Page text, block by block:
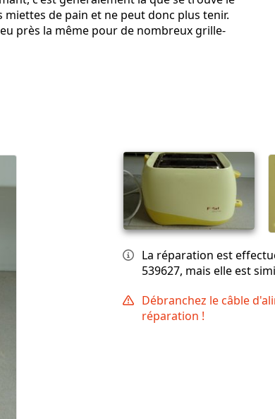
de pain et ne peut donc plus tenir.
près la même pour de nombreux grille-
La réparation est
539627, mais elle est
Débranchez le câble
réparation !